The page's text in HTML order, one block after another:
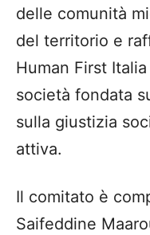
delle comunità
del territorio e
Human First
società fondata
sulla giustizia
attiva.
Il comitato è
Saifeddine